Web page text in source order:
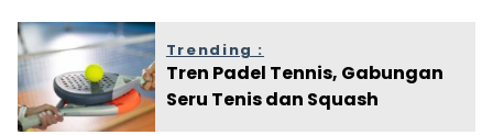
Trending :
Tren Padel Tennis, Gabungan
Seru Tenis dan Squash